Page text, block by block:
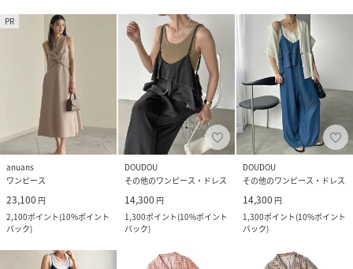
PR
anuans
ワンピース
23,100 円
2,100ポイント(10%ポイント
バック)
DOUDOU
その他のワンピース・ドレス
14,300 円
1,300ポイント(10%ポイント
バック)
DOUDOU
その他のワンピース・ドレス
14,300 円
1,300ポイント(10%ポイント
バック)